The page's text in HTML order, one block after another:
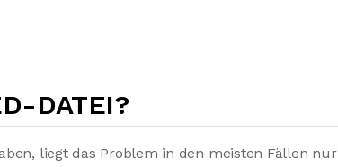
DATEI?
liegt das Problem in den meisten Fällen nur